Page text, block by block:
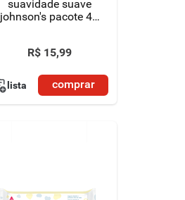
suavidade suave
johnson's pacote 44
R$ 15,99
lista comprar